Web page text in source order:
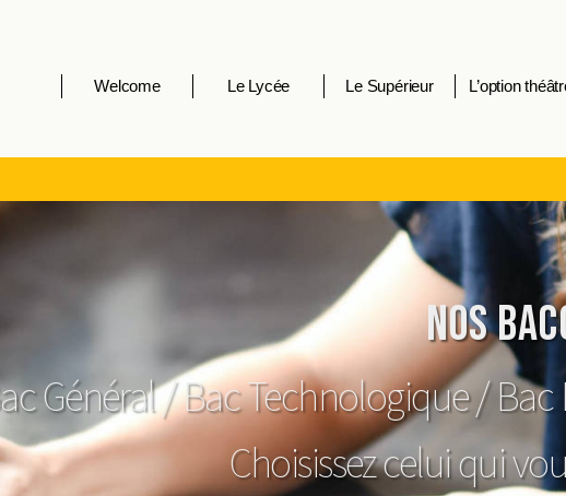
Welcome Le Lycée Le Supérieur L’option
Nos
Général / Bac Technologique / Bac
Choisissez celui qui